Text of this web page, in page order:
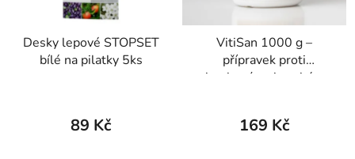
Desky lepové STOPSET
bílé na pilatky 5ks
89 Kč
VitiSan 1000 g –
přípravek proti
houbovým chorobám
169 Kč